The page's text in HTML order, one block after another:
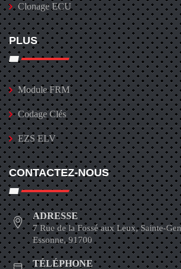
Clonage ECU
PLUS
Module FRM
Codage Clés
EZS ELV
CONTACTEZ-NOUS
ADRESSE
7 Rue de la Fossé aux Leux, Sainte-
Essonne, 91700
TÉLÉPHONE